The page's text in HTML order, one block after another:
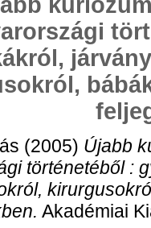
(2005) Újabb
történetéből :
Akadémiai